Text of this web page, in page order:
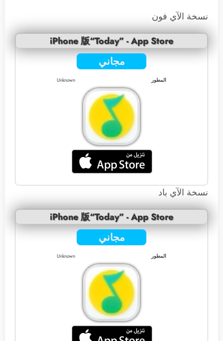
نسخة الآي فون
iPhone 版“Today” - App Store
مجاني
المطور Unknown
نسخة الآي باد
iPhone 版“Today” - App Store
مجاني
المطور Unknown